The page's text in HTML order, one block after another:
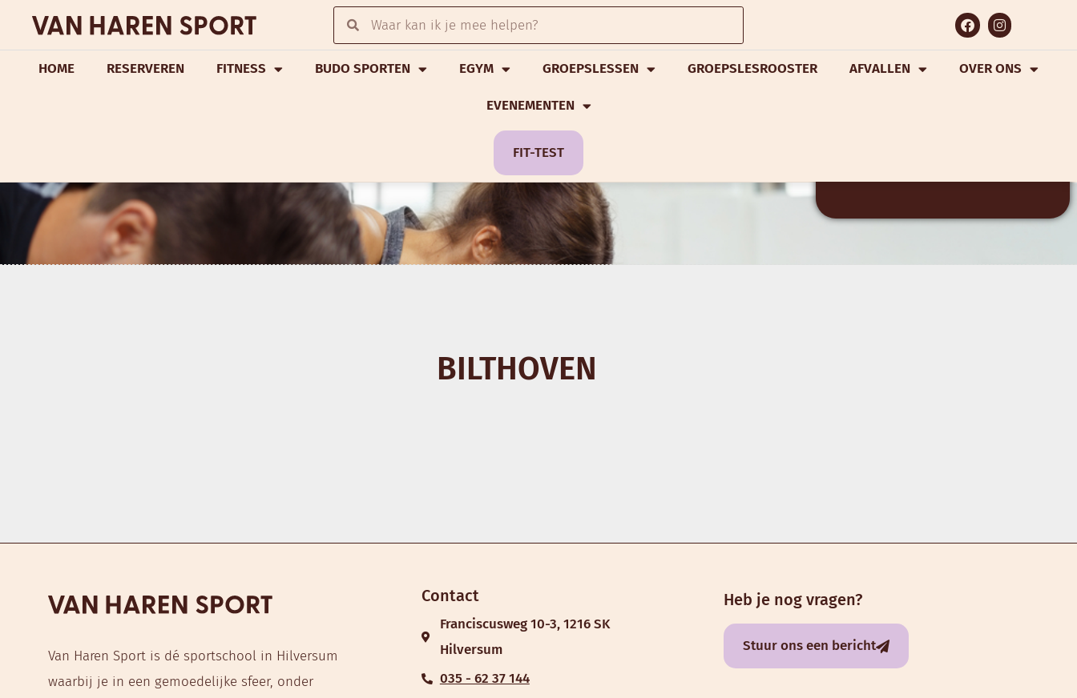
HOME RESERVEREN FITNESS BUDO SPORTEN EGYM GROEPSLESSEN GROEPSLESROOSTER AFVALLEN OVER ONS
EVENEMENTEN
FIT-TEST
BILTHOVEN
Van Haren Sport is dé sportschool in Hilversum
waarbij je in een gemoedelijke sfeer, onder
Contact
Franciscusweg 10-3, 1216 SK
Hilversum
035 - 62 37 144
Heb je nog vragen?
Stuur ons een bericht